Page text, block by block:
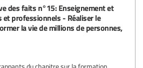
des faits n°15: Enseignement et
professionnels - Réaliser le
la vie de millions de personnes,
du chapitre sur la formation